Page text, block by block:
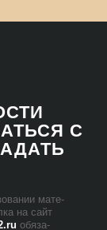
С
ма­те­
на сайт
обя­за­